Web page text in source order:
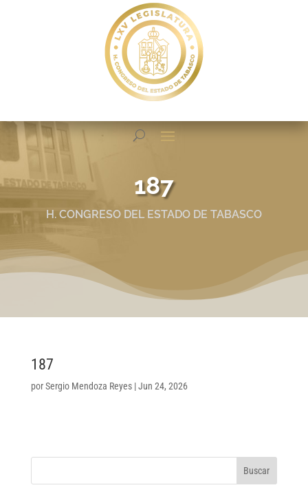
187
H. CONGRESO DEL ESTADO DE TABASCO
187
porSergio Mendoza Reyes|Jun 24, 2026